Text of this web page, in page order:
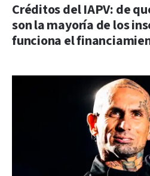
Créditos del IAPV: de
son la mayoría de los
funciona el